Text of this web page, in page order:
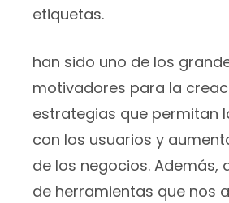
etiquetas.
han sido uno de los
motivadores para la
estrategias que permitan
con los usuarios y
de los negocios. Además,
de herramientas que nos